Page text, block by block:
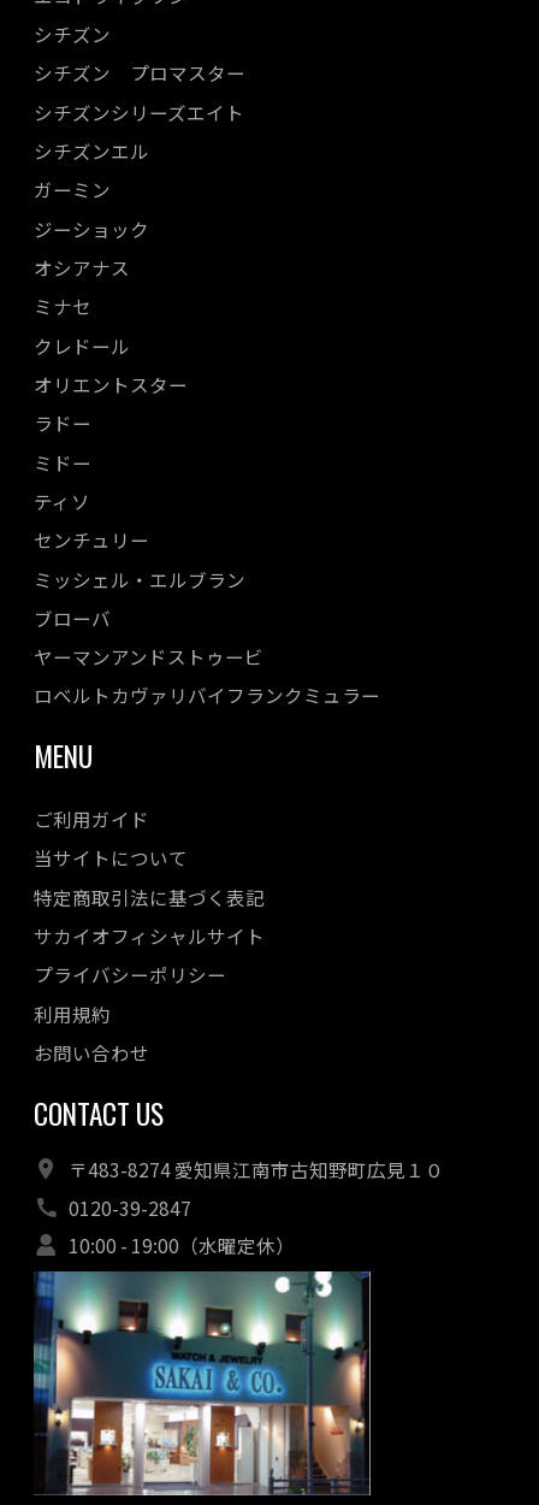
シチズン
シチズン プロマスター
シチズンシリーズエイト
シチズンエル
ガーミン
ジーショック
オシアナス
ミナセ
クレドール
オリエントスター
ラドー
ミドー
ティソ
センチュリー
ミッシェル・エルブラン
ブローバ
ヤーマンアンドストゥービ
ロベルトカヴァリバイフランクミュラー
MENU
ご利用ガイド
当サイトについて
特定商取引法に基づく表記
サカイオフィシャルサイト
プライバシーポリシー
利用規約
お問い合わせ
CONTACT US
〒483-8274 愛知県江南市古知野町広見１０
0120-39-2847
10:00 - 19:00（水曜定休）